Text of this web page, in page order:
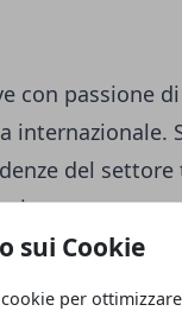
sui Cookie
per
con passione
del settore